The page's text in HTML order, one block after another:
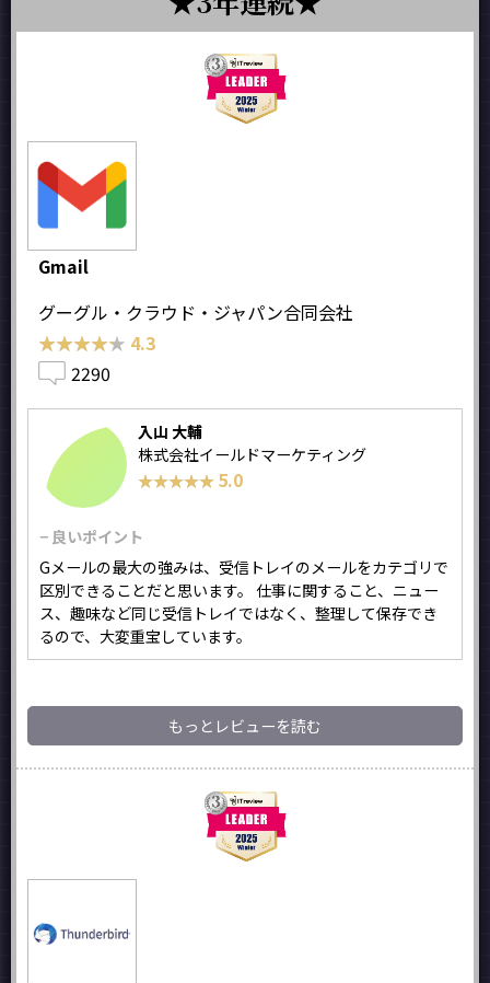
Gmail
グーグル・クラウド・ジャパン合同会社
★★★★★
★★★★★ 4.3
2290
入山 大輔
株式会社イールドマーケティング
★★★★★
★★★★★ 5.0
− 良いポイント
Gメールの最大の強みは、受信トレイのメールをカテゴリで
区別できることだと思います。 仕事に関すること、ニュー
ス、趣味など同じ受信トレイではなく、整理して保存でき
るので、大変重宝しています。
もっとレビューを読む